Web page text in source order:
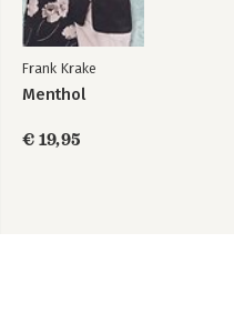
Frank Krake
Menthol
€ 19,95